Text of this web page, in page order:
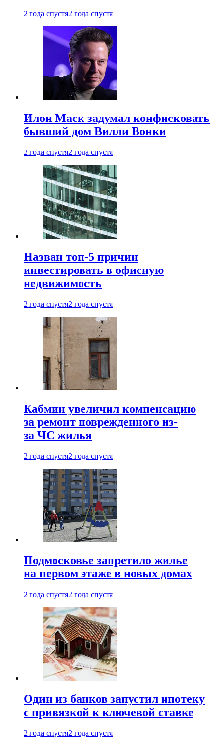
2 года спустя2 года спустя
Илон Маск задумал конфисковать
бывший дом Вилли Вонки
2 года спустя2 года спустя
Назван топ-5 причин
инвестировать в офисную
недвижимость
2 года спустя2 года спустя
Кабмин увеличил компенсацию
за ремонт поврежденного из-
за ЧС жилья
2 года спустя2 года спустя
Подмосковье запретило жилье
на первом этаже в новых домах
2 года спустя2 года спустя
Один из банков запустил ипотеку
с привязкой к ключевой ставке
2 года спустя2 года спустя